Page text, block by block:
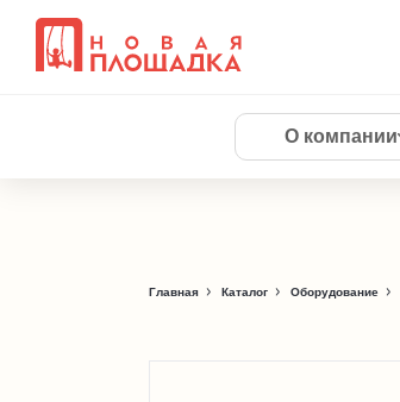
О компании
Главная Каталог Оборудование